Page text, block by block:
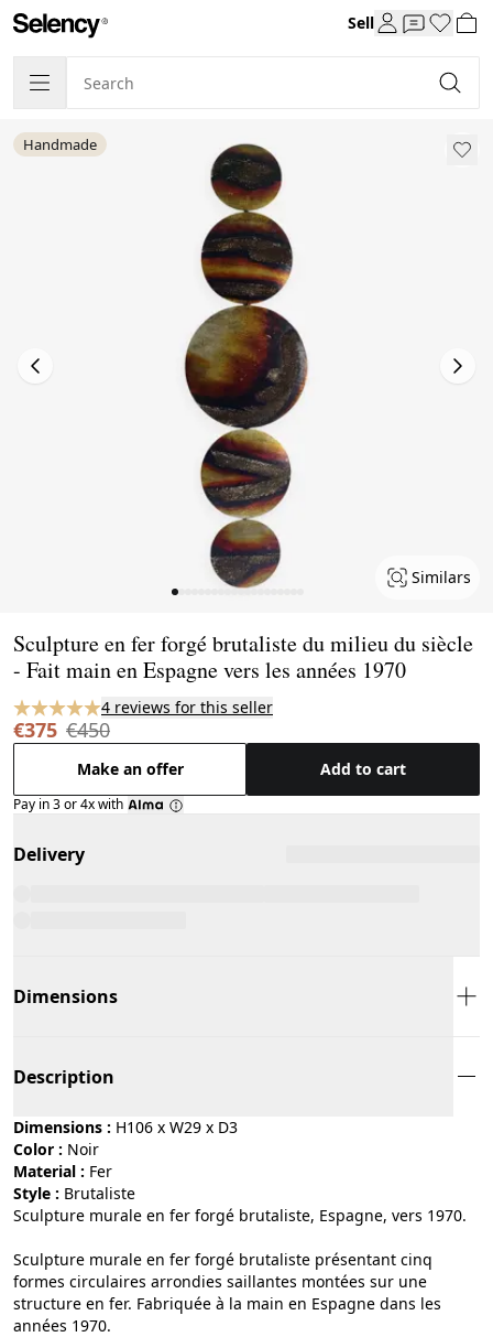
Sell
Handmade
Similars
Sculpture en fer forgé brutaliste du milieu du siècle
- Fait main en Espagne vers les années 1970
4 reviews for this seller
€375 €450
Make an offer Add to cart
Pay in 3 or 4x with
Delivery
Dimensions
Description
Dimensions : H106 x W29 x D3
Color :
noir
Material :
fer
Style :
brutaliste
Sculpture murale en fer forgé brutaliste, Espagne, vers 1970.
Sculpture murale en fer forgé brutaliste présentant cinq
formes circulaires arrondies saillantes montées sur une
structure en fer. Fabriquée à la main en Espagne dans les
années 1970.